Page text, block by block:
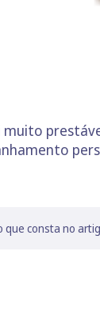
muito
que consta no